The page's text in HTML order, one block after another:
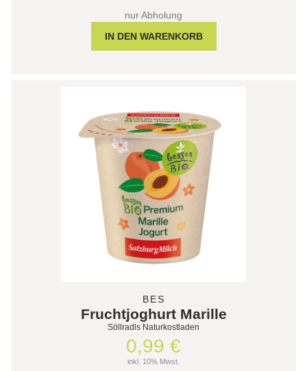
nur Abholung
BES
Fruchtjoghurt Marille
Söllradls Naturkostladen
0,99 €
inkl. 10% Mwst.